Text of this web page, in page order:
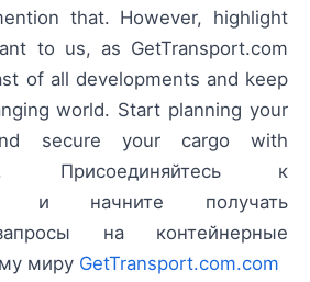
that. However, highlight
to us, as GetTransport.com
of all developments and keep
world. Start planning your
secure your cargo with
Присоединяйтесь к
и начните получать
на контейнерные
миру GetTransport.com.com